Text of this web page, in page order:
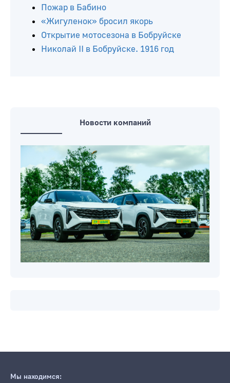
Пожар в Бабино
«Жигуленок» бросил якорь
Открытие мотосезона в Бобруйске
Николай II в Бобруйске. 1916 год
Новости компаний
Мы находимся: